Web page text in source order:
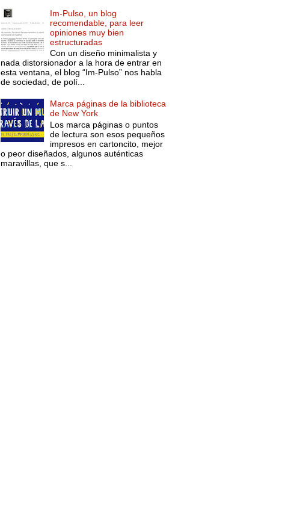
Im-Pulso, un blog
recomendable, para leer
opiniones muy bien
estructuradas
Con un diseño minimalista y
nada distorsionador a la hora de entrar en
esta ventana, el blog “Im-Pulso” nos habla
de sociedad, de polí...
Marca páginas de la biblioteca
de New York
Los marca páginas o puntos
de lectura son esos pequeños
impresos en cartoncito, mejor
o peor diseñados, algunos auténticas
maravillas, que s...